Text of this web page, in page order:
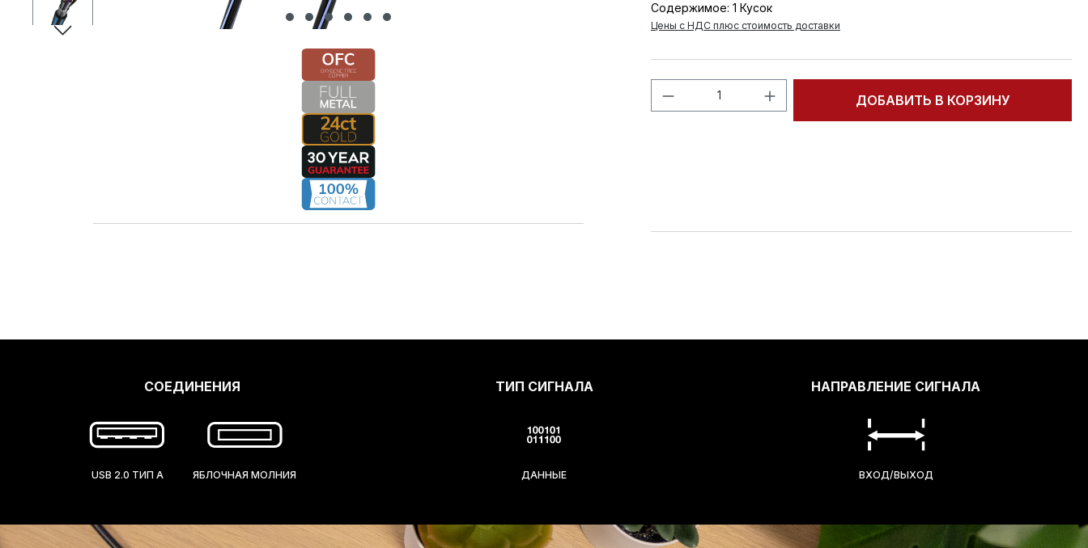
Содержимое: 1 Кусок
Цены с НДС плюс стоимость доставки
Количество продукта: введите желаемое
ДОБАВИТЬ В КОРЗИНУ
СОЕДИНЕНИЯ
USB 2.0 ТИП A ЯБЛОЧНАЯ МОЛНИЯ
ТИП СИГНАЛА
ДАННЫЕ
НАПРАВЛЕНИЕ СИГНАЛА
ВХОД/ВЫХОД